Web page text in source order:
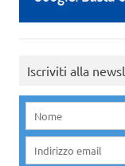
Iscriviti alla